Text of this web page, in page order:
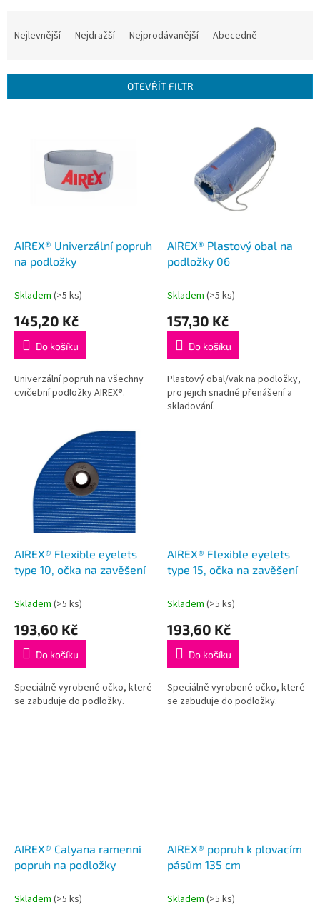
í
Nejlevnější Nejdražší Nejprodávanější Abecedně
OTEVŘÍT FILTR
AIREX® Univerzální popruh
na podložky
Skladem (>5 ks)
145,20 Kč
Do košíku
Univerzální popruh na všechny
cvičební podložky AIREX®.
AIREX® Plastový obal na
podložky 06
Skladem (>5 ks)
157,30 Kč
Do košíku
Plastový obal/vak na podložky,
pro jejich snadné přenášení a
skladování.
AIREX® Flexible eyelets
type 10, očka na zavěšení
Skladem (>5 ks)
193,60 Kč
Do košíku
Speciálně vyrobené očko, které
se zabuduje do podložky.
AIREX® Flexible eyelets
type 15, očka na zavěšení
Skladem (>5 ks)
193,60 Kč
Do košíku
Speciálně vyrobené očko, které
se zabuduje do podložky.
AIREX® Calyana ramenní
popruh na podložky
Skladem (>5 ks)
AIREX® popruh k plovacím
pásům 135 cm
Skladem (>5 ks)